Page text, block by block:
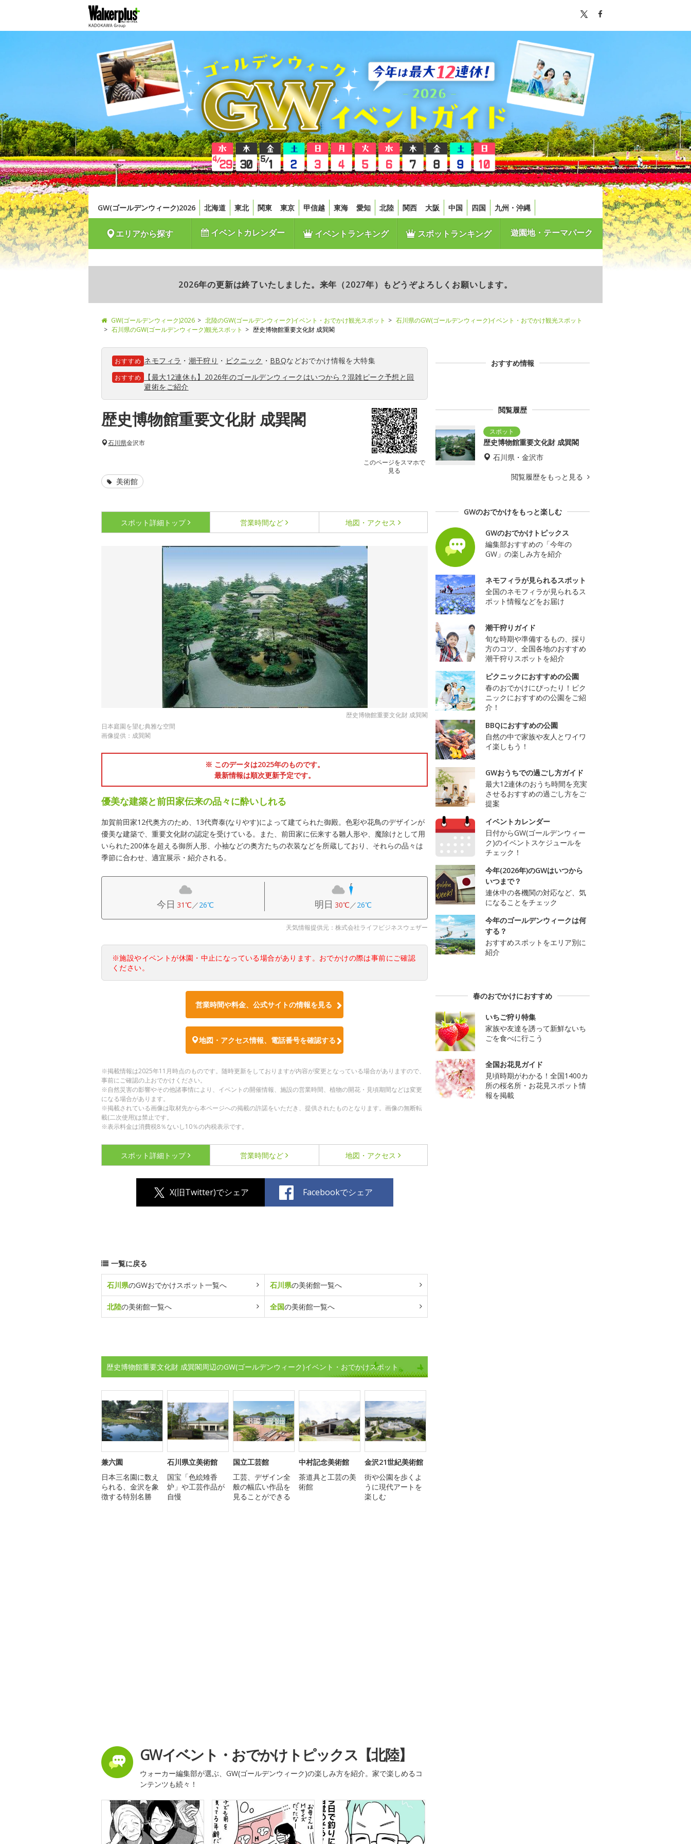
GW(ゴールデンウィーク)2026 北海道 東北 関東 東京 甲信越 東海 愛知 北陸 関西 大阪 中国 四国 九州・沖縄
エリアから探す イベントカレンダー イベントランキング スポットランキング 遊園地・テーマパーク
2026年の更新は終了いたしました。来年（2027年）もどうぞよろしくお願いします。
GW(ゴールデンウィーク)2026 北陸のGW(ゴールデンウィーク)イベント・おでかけ観光スポット
石川県のGW(ゴールデンウィーク)イベント・おでかけ観光スポット
石川県のGW(ゴールデンウィーク)観光スポット
歴史博物館重要文化財 成巽閣
おすすめ ネモフィラ ・ 潮干狩り ・ ピクニック ・ BBQなどおでかけ情報を大特集
おすすめ
【最大12連休も】2026年のゴールデンウィークはいつから？混雑ピーク予想と回
避術をご紹介
歴史博物館重要文化財 成巽閣
このページをスマホで
見る
石川県金沢市
美術館
スポット詳細 トップ 営業時間など 地図・アクセス
歴史博物館重要文化財 成巽閣
日本庭園を望む典雅な空間
画像提供：成巽閣
※ このデータは2025年のものです。
最新情報は順次更新予定です。
優美な建築と前田家伝来の品々に酔いしれる
加賀前田家12代奥方のため、13代齊泰(なりやす)によって建てられた御殿。色彩や花鳥のデザインが
優美な建築で、重要文化財の認定を受けている。また、前田家に伝来する雛人形や、魔除けとして用
いられた200体を超える御所人形、小袖などの奥方たちの衣装などを所蔵しており、それらの品々は
季節に合わせ、適宜展示・紹介される。
今日 31℃／26℃ 明日 30℃／26℃
天気情報提供元：株式会社ライフビジネスウェザー
※施設やイベントが休園・中止になっている場合があります。おでかけの際は事前にご確認
ください。
営業時間や料金、公式サイトの情報を見る
地図・アクセス情報、電話番号を確認する
※掲載情報は2025年11月時点のものです。随時更新をしておりますが内容が変更となっている場合がありますので、
事前にご確認の上おでかけください。
※自然災害の影響やその他諸事情により、イベントの開催情報、施設の営業時間、植物の開花・見頃期間などは変更
になる場合があります。
※掲載されている画像は取材先から本ページへの掲載の許諾をいただき、提供されたものとなります。画像の無断転
載(二次使用)は禁止です。
※表示料金は消費税8％ないし10％の内税表示です。
スポット詳細 トップ 営業時間など 地図・アクセス
X(旧Twitter)でシェア Facebookでシェア
一覧に戻る
石川県のGWおでかけスポット一覧へ 石川県の美術館一覧へ
北陸の美術館一覧へ 全国の美術館一覧へ
歴史博物館重要文化財 成巽閣周辺のGW(ゴールデンウィーク)イベント・おでかけスポット
兼六園
日本三名園に数え
られる、金沢を象
徴する特別名勝
石川県立美術館
国宝「色絵雉香
炉」や工芸作品が
自慢
国立工芸館
工芸、デザイン全
般の幅広い作品を
見ることができる
中村記念美術館
茶道具と工芸の美
術館
金沢21世紀美術館
街や公園を歩くよ
うに現代アートを
楽しむ
GWイベント・おでかけトピックス【北陸】
ウォーカー編集部が選ぶ、GW(ゴールデンウィーク)の楽しみ方を紹介。家で楽しめるコ
ンテンツも続々！
おすすめ情報
閲覧履歴
歴史博物館重要文化財 成巽閣
石川県・金沢市
閲覧履歴をもっと見る
GWのおでかけをもっと楽しむ
GWのおでかけトピックス
編集部おすすめの「今年の
GW」の楽しみ方を紹介
ネモフィラが見られるスポット
全国のネモフィラが見られるス
ポット情報などをお届け
潮干狩りガイド
旬な時期や準備するもの、採り
方のコツ、全国各地のおすすめ
潮干狩りスポットを紹介
ピクニックにおすすめの公園
春のおでかけにぴったり！ピク
ニックにおすすめの公園をご紹
介！
BBQにおすすめの公園
自然の中で家族や友人とワイワ
イ楽しもう！
GWおうちでの過ごし方ガイド
最大12連休のおうち時間を充実
させるおすすめの過ごし方をご
提案
イベントカレンダー
日付からGW(ゴールデンウィー
ク)のイベントスケジュールを
チェック！
今年(2026年)のGWはいつから
いつまで？
連休中の各機関の対応など、気
になることをチェック
今年のゴールデンウィークは何
する？
おすすめスポットをエリア別に
紹介
春のおでかけにおすすめ
いちご狩り特集
家族や友達を誘って新鮮ないち
ごを食べに行こう
全国お花見ガイド
見頃時期がわかる！全国1400カ
所の桜名所・お花見スポット情
報を掲載